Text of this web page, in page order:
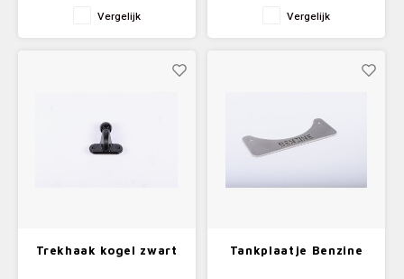
Vergelijk Vergelijk
Trekhaak kogel zwart Tankplaatje Benzine